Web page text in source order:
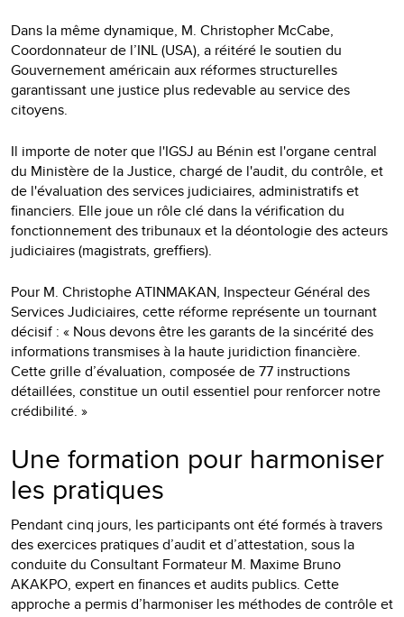
Dans la même dynamique, M. Christopher McCabe,
Coordonnateur de l’INL (USA), a réitéré le soutien du
Gouvernement américain aux réformes structurelles
garantissant une justice plus redevable au service des
citoyens.
Il importe de noter que l'IGSJ au Bénin est l'organe central
du Ministère de la Justice, chargé de l'audit, du contrôle, et
de l'évaluation des services judiciaires, administratifs et
financiers. Elle joue un rôle clé dans la vérification du
fonctionnement des tribunaux et la déontologie des acteurs
judiciaires (magistrats, greffiers).
Pour M. Christophe ATINMAKAN, Inspecteur Général des
Services Judiciaires, cette réforme représente un tournant
décisif : « Nous devons être les garants de la sincérité des
informations transmises à la haute juridiction financière.
Cette grille d’évaluation, composée de 77 instructions
détaillées, constitue un outil essentiel pour renforcer notre
crédibilité. »
Une formation pour harmoniser
les pratiques
Pendant cinq jours, les participants ont été formés à travers
des exercices pratiques d’audit et d’attestation, sous la
conduite du Consultant Formateur M. Maxime Bruno
AKAKPO, expert en finances et audits publics. Cette
approche a permis d’harmoniser les méthodes de contrôle et